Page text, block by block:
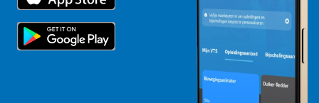
Topsporters